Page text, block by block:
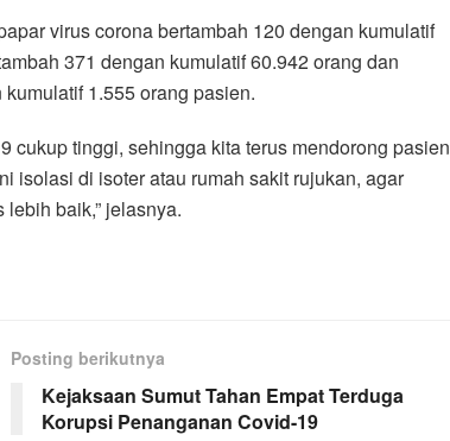
virus corona bertambah 120 dengan kumulatif
371 dengan kumulatif 60.942 orang dan
1.555 orang pasien.
cukup tinggi, sehingga kita terus mendorong pasien
isolasi di isoter atau rumah sakit rujukan, agar
baik,” jelasnya.
Posting berikutnya
Kejaksaan Sumut Tahan Empat Terduga
Korupsi Penanganan Covid-19